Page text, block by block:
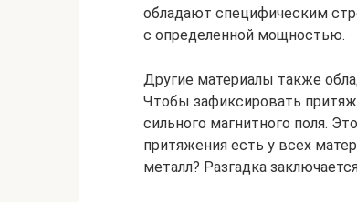
обладают специфическим
с определенной мощностью.
Другие материалы также
Чтобы зафиксировать
сильного магнитного поля.
притяжения есть у всех
металл? Разгадка